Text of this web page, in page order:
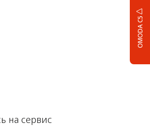
OMODA C5
на сервис